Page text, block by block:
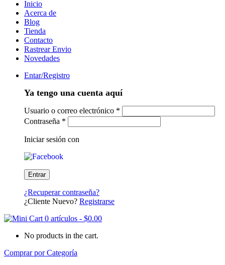
Inicio
Acerca de
Blog
Tienda
Contacto
Rastrear Envio
Novedades
Entar/Registro
Ya tengo una cuenta aquí
Usuario o correo electrónico *
Contraseña *
Iniciar sesión con
¿Recuperar contraseña?
¿Cliente Nuevo? Registrarse
0 artículos - $0.00
No products in the cart.
Comprar por Categoría